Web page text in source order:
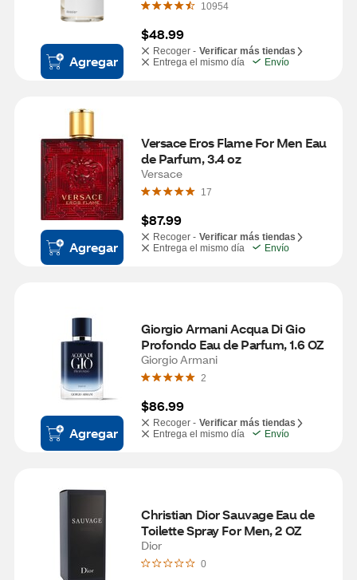
Agregar
10954
$48.99
Recoger - Verificar más tiendas
Entrega el mismo día
Envío
Agregar
Versace Eros Flame For Men Eau
de Parfum, 3.4 oz
Versace
17
$87.99
Recoger - Verificar más tiendas
Entrega el mismo día
Envío
Agregar
Giorgio Armani Acqua Di Gio
Profondo Eau de Parfum, 1.6 OZ
Giorgio Armani
2
$86.99
Recoger - Verificar más tiendas
Entrega el mismo día
Envío
Christian Dior Sauvage Eau de
Toilette Spray For Men, 2 OZ
Dior
0